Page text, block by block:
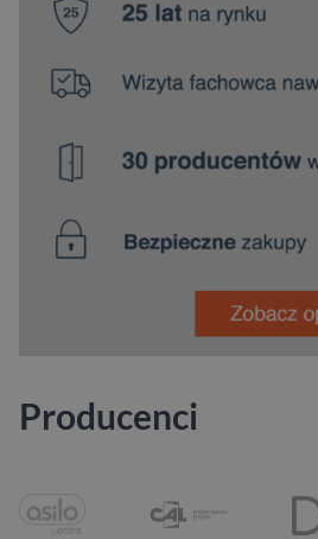
Producenci